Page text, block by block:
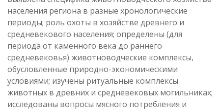
населения региона в разные хронологические
периоды; роль охоты в хозяйстве древнего и
средневекового населения; определены (для
периода от каменного века до раннего
средневековья) животноводческие комплексы,
обусловленные природно-экономическими
условиями; изучены ритуальные комплексы
животных в древних и средневековых могильниках;
исследованы вопросы мясного потребления и